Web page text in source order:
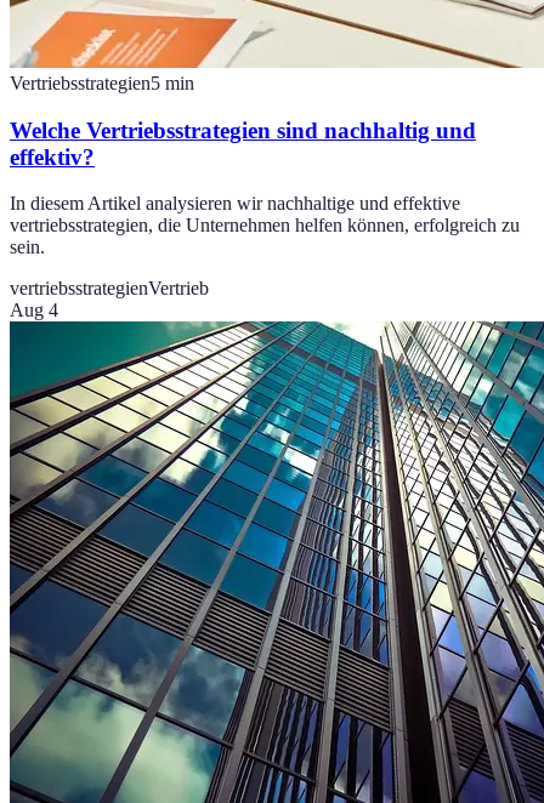
Vertriebsstrategien5 min
Welche Vertriebsstrategien sind nachhaltig und
effektiv?
In diesem Artikel analysieren wir nachhaltige und effektive
vertriebsstrategien, die Unternehmen helfen können, erfolgreich zu
sein.
vertriebsstrategienVertrieb
Aug 4